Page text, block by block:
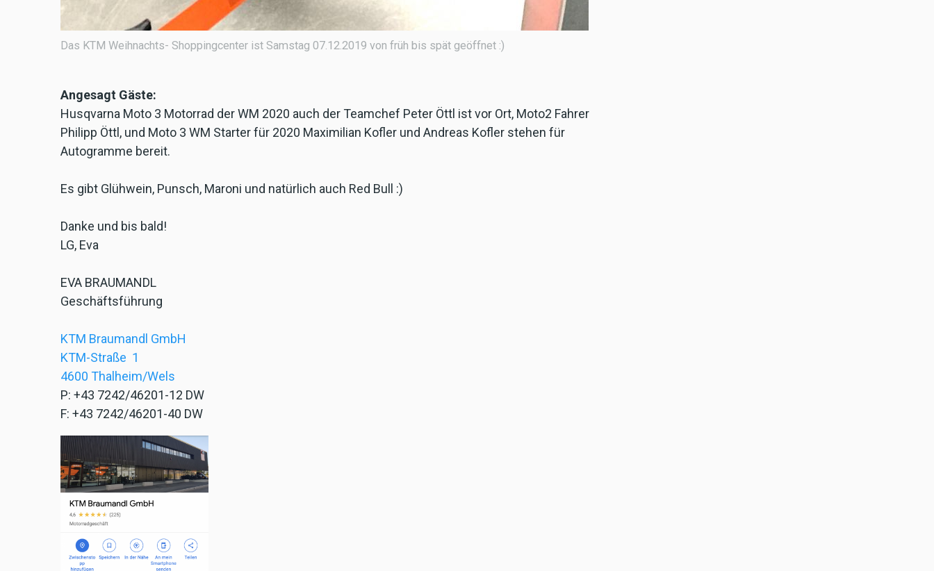
Das KTM Weihnachts- Shoppingcenter ist Samstag 07.12.2019 von früh bis spät geöffnet :)
Angesagt Gäste:
Husqvarna Moto 3 Motorrad der WM 2020 auch der Teamchef Peter Öttl ist vor Ort, Moto2 Fahrer
Philipp Öttl, und Moto 3 WM Starter für 2020 Maximilian Kofler und Andreas Kofler stehen für
Autogramme bereit.
Es gibt Glühwein, Punsch, Maroni und natürlich auch Red Bull :)
Danke und bis bald!
LG, Eva
EVA BRAUMANDL
Geschäftsführung
KTM Braumandl GmbH
KTM-Straße 1
4600 Thalheim/Wels
P: +43 7242/46201-12 DW
F: +43 7242/46201-40 DW